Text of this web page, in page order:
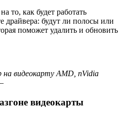
то, как будет работать
драйвера: будут ли полосы или
поможет удалить и обновить
на видеокарту AMD, nVidia
видеокарты